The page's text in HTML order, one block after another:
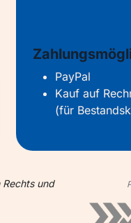
PayPal
Kauf auf
(für
Rechts und